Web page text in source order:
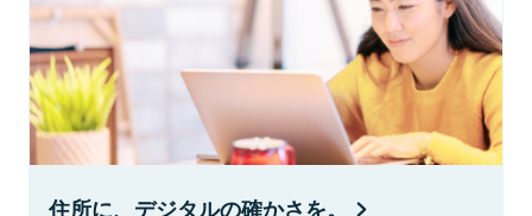
住所に、デジタルの確かさを。